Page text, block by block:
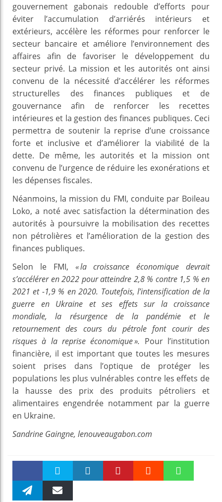
gouvernement gabonais redouble d’efforts pour
éviter l’accumulation d’arriérés intérieurs et
extérieurs, accélère les réformes pour renforcer le
secteur bancaire et améliore l’environnement des
affaires afin de favoriser le développement du
secteur privé. La mission et les autorités ont ainsi
convenu de la nécessité d’accélérer les réformes
structurelles des finances publiques et de
gouvernance afin de renforcer les recettes
intérieures et la gestion des finances publiques. Ceci
permettra de soutenir la reprise d’une croissance
forte et inclusive et d’améliorer la viabilité de la
dette. De même, les autorités et la mission ont
convenu de l’urgence de réduire les exonérations et
les dépenses fiscales.
Néanmoins, la mission du FMI, conduite par Boileau
Loko, a noté avec satisfaction la détermination des
autorités à poursuivre la mobilisation des recettes
non pétrolières et l’amélioration de la gestion des
finances publiques.
Selon le FMI, « la croissance économique devrait
s’accélérer en 2022 pour atteindre 2,8 % contre 1,5 % en
2021 et -1,9 % en 2020. Toutefois, l’intensification de la
guerre en Ukraine et ses effets sur la croissance
mondiale, la résurgence de la pandémie et le
retournement des cours du pétrole font courir des
risques à la reprise économique ». Pour l’institution
financière, il est important que toutes les mesures
soient prises dans l’optique de protéger les
populations les plus vulnérables contre les effets de
la hausse des prix des produits pétroliers et
alimentaires engendrée notamment par la guerre
en Ukraine.
Sandrine Gaingne, lenouveaugabon.com
Faceboo Twitter